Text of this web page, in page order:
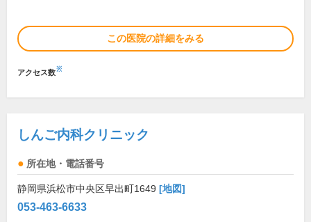
この医院の詳細をみる
アクセス数※
しんご内科クリニック
所在地・電話番号
静岡県浜松市中央区早出町1649 [地図]
053-463-6633